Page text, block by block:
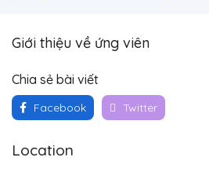
Giới thiệu về ứng viên
Chia sẻ bài viết
Facebook Twitter
Location